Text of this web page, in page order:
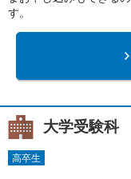
す。
大学受験科
高卒生